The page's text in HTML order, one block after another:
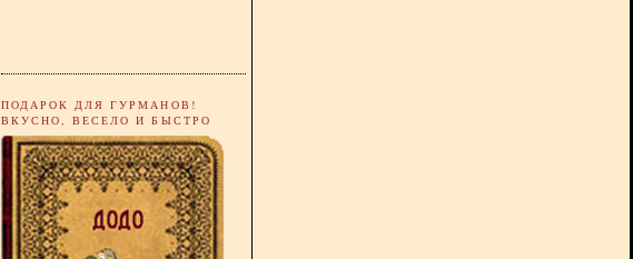
ПОДАРОК ДЛЯ ГУРМАНОВ!
ВКУСНО, ВЕСЕЛО И БЫСТРО